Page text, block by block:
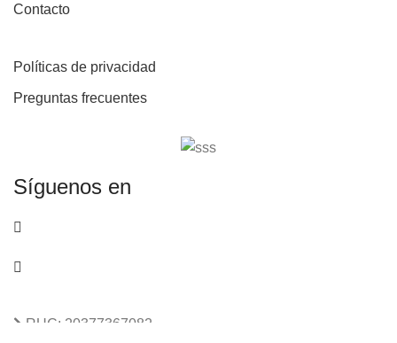
Contacto
Políticas de privacidad
Preguntas frecuentes
Síguenos en
RUC: 20377367082